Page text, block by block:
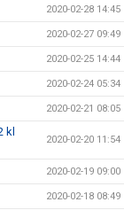
2020-02-28 14:45
2020-02-27 09:49
2020-02-25 14:44
2020-02-24 05:34
2020-02-21 08:05
kl
2020-02-20 11:54
2020-02-19 09:00
2020-02-18 08:49